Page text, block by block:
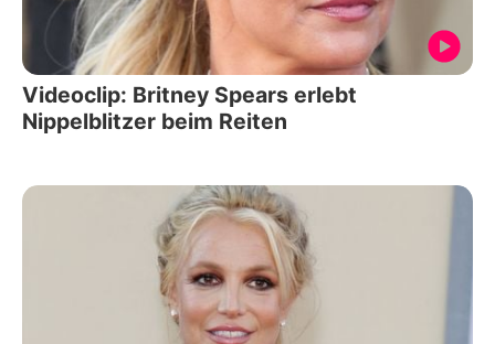
Videoclip: Britney Spears erlebt
Nippelblitzer beim Reiten